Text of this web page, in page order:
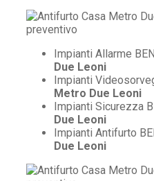
Impianti Allarme
Due Leoni
Impianti
Metro Due Leoni
Impianti Sicurezza
Due Leoni
Impianti Antifurto
Due Leoni